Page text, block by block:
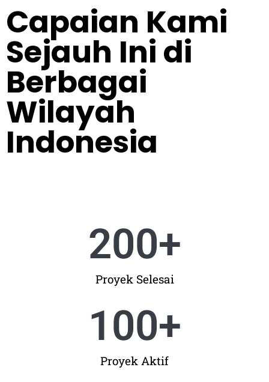
Capaian Kami
Sejauh Ini di
Berbagai
Wilayah
Indonesia
Proyek Selesai
200+
Proyek Aktif
100+